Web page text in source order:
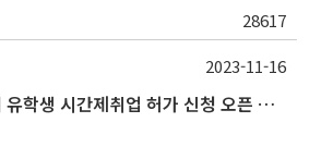
28617
학생정보시스템 내 유학생 시간제취업 허가 신청 오픈 안내
2023-11-16